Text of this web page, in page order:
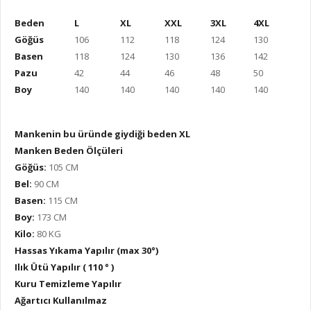
Beden L XL XXL 3XL
4XL
Göğüs
106 112 118 124
130
Basen
118 124 130 136
142
Pazu
42 44 46 48
50
Boy
140 140 140 140 140
Mankenin bu üründe giydiği beden XL
Manken Beden Ölçüleri
Göğüs: 105 CM
Bel: 90 CM
Basen: 115 CM
Boy: 173 CM
Kilo: 80 KG
Hassas Yıkama Yapılır (max 30°)
Ilık Ütü Yapılır ( 110 ° )
Kuru Temizleme Yapılır
Ağartıcı Kullanılmaz